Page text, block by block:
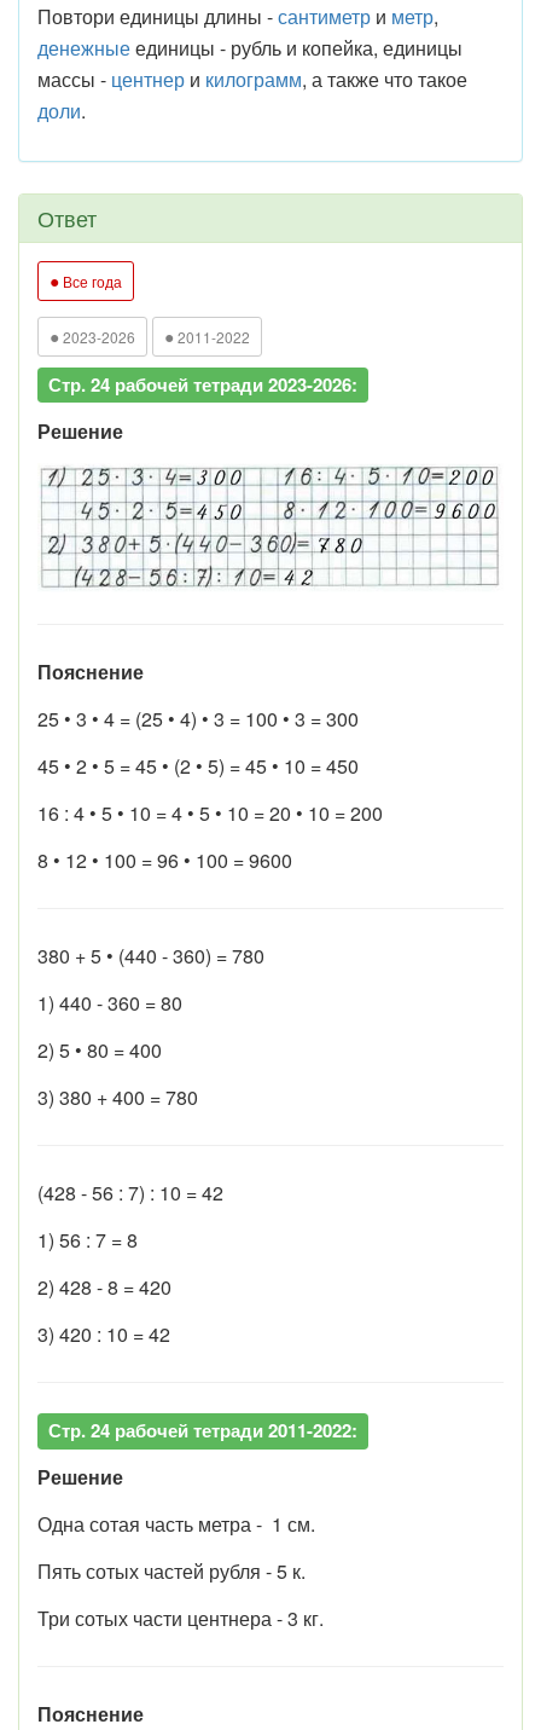
Повтори единицы длины -сантиметр и метр,
денежныеединицы - рубль и копейка, единицы
массы - центнер и килограмм, а также что такое
доли.
Ответ
● Все года
● 2023-2026 ● 2011-2022
Стр. 24 рабочей тетради 2023-2026:
Решение
Пояснение
25 • 3 • 4 = (25 • 4) • 3 = 100 • 3 = 300
45 • 2 • 5 = 45 • (2 • 5) = 45 • 10 = 450
16 : 4 • 5 • 10 = 4 • 5 • 10 = 20 • 10 = 200
8 • 12 • 100 = 96 • 100 = 9600
380 + 5 • (440 - 360) = 780
1) 440 - 360 = 80
2) 5 • 80 = 400
3) 380 + 400 = 780
(428 - 56 : 7) : 10 = 42
1) 56 : 7 = 8
2) 428 - 8 = 420
3) 420 : 10 = 42
Стр. 24 рабочей тетради 2011-2022:
Решение
Одна сотая часть метра - 1 см.
Пять сотых частей рубля - 5 к.
Три сотых части центнера - 3 кг.
Пояснение